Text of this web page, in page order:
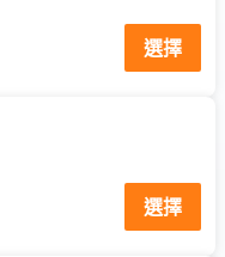
選擇
選擇